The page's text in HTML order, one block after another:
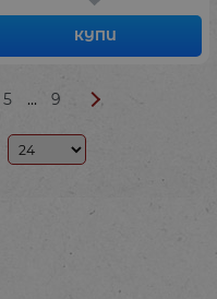
КУПИ
5 ... 9